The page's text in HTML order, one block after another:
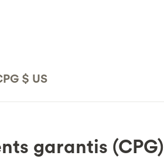
$ US
garantis (CPG)